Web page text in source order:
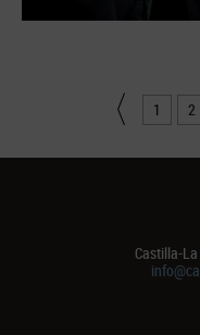
1 2
Castilla-